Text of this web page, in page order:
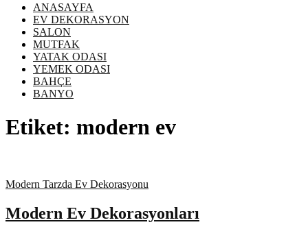
ANASAYFA
EV DEKORASYON
SALON
MUTFAK
YATAK ODASI
YEMEK ODASI
BAHÇE
BANYO
Etiket: modern ev
Modern Tarzda Ev Dekorasyonu
Modern Ev Dekorasyonları